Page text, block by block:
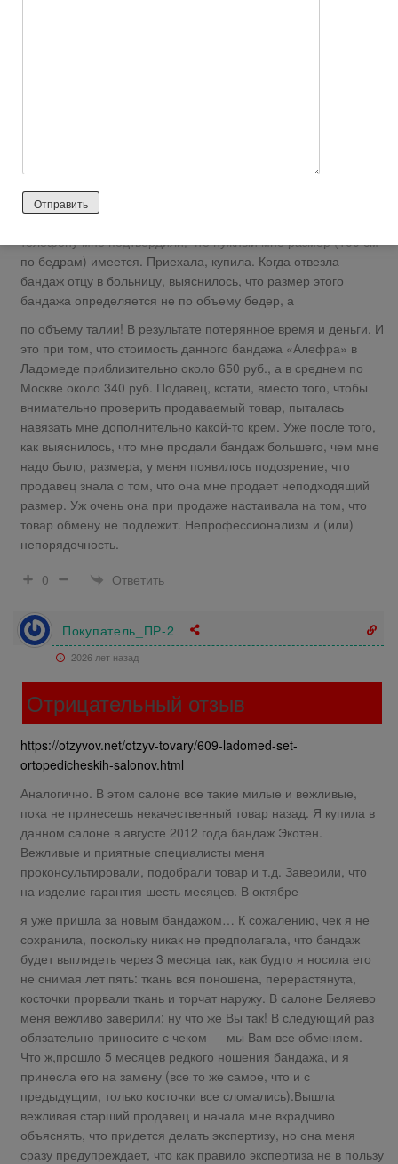
ortopedicheskih-salonov.html
Продали товар большего размера20.05.2013 обратилась в
телефону мне подтвердили, что нужный мне размер (100 см
по бедрам) имеется. Приехала, купила. Когда отвезла
бандаж отцу в больницу, выяснилось, что размер этого
бандажа определяется не по объему бедер, а
по объему талии! В результате потерянное время и деньги. И
это при том, что стоимость данного бандажа «Алефра» в
Ладомеде приблизительно около 650 руб., а в среднем по
Москве около 340 руб. Подавец, кстати, вместо того, чтобы
внимательно проверить продаваемый товар, пыталась
навязать мне дополнительно какой-то крем. Уже после того,
как выяснилось, что мне продали бандаж большего, чем мне
надо было, размера, у меня появилось подозрение, что
продавец знала о том, что она мне продает неподходящий
размер. Уж очень она при продаже настаивала на том, что
товар обмену не подлежит. Непрофессионализм и (или)
непорядочность.
0
Ответить
Покупатель_ПР-2
2026 лет назад
Отрицательный отзыв
https://otzyvov.net/otzyv-tovary/609-ladomed-set-
ortopedicheskih-salonov.html
Аналогично. В этом салоне все такие милые и вежливые,
пока не принесешь некачественный товар назад. Я купила в
данном салоне в августе 2012 года бандаж Экотен.
Вежливые и приятные специалисты меня
проконсультировали, подобрали товар и т.д. Заверили, что
на изделие гарантия шесть месяцев. В октябре
я уже пришла за новым бандажом… К сожалению, чек я не
сохранила, поскольку никак не предполагала, что бандаж
будет выглядеть через 3 месяца так, как будто я носила его
не снимая лет пять: ткань вся поношена, перерастянута,
косточки прорвали ткань и торчат наружу. В салоне Беляево
меня вежливо заверили: ну что же Вы так! В следующий раз
обязательно приносите с чеком — мы Вам все обменяем.
Что ж,прошло 5 месяцев редкого ношения бандажа, и я
принесла его на замену (все то же самое, что и с
предыдущим, только косточки все сломались).Вышла
вежливая старший продавец и начала мне вкрадчиво
объяснять, что придется делать экспертизу, но она меня
сразу предупреждает, что как правило экспертиза не в пользу